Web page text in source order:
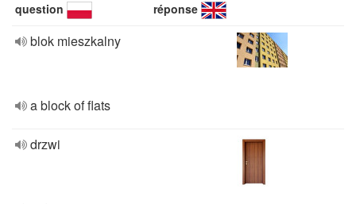
question réponse
blok mieszkalny
a block of flats
drzwi